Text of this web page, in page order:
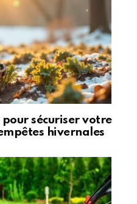
pour sécuriser votre
hivernales